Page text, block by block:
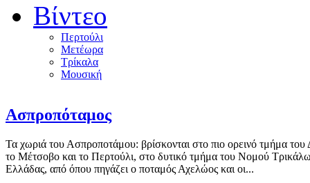
Βίντεο
Περτούλι
Μετέωρα
Τρίκαλα
Μουσική
Ασπροπόταμος
Τα χωριά του Ασπροποτάμου: βρίσκονται στο πιο ορεινό τμήμα
το Μέτσοβο και το Περτούλι, στο δυτικό τμήμα του Νομού
Ελλάδας, από όπου πηγάζει ο ποταμός Αχελώος και οι...